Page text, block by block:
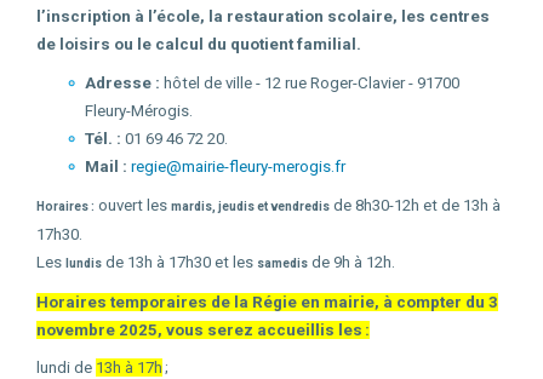
l’inscription à l’école, la restauration scolaire, les centres
de loisirs ou le calcul du quotient familial.
Adresse : hôtel de ville - 12 rue Roger-Clavier - 91700
Fleury-Mérogis.
Tél. : 01 69 46 72 20.
Mail : regie@mairie-fleury-merogis.fr
Horaires : ouvert les mardis, jeudis et vendredis de 8h30-12h et de 13h à
17h30.
Les lundis de 13h à 17h30 et les samedis de 9h à 12h.
Horaires temporaires de la Régie en mairie, à compter du 3
novembre 2025, vous serez accueillis les :
lundi de 13h à 17h ;